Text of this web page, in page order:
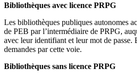
Bibliothèques avec licence PRPG
Les bibliothèques publiques autonomes
de PEB par l’intermédiaire de PRPG,
avec leur identifiant et leur mot de passe.
demandes par cette voie.
Bibliothèques sans licence PRPG